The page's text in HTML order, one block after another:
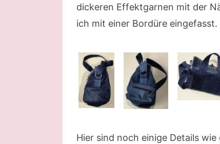
dickeren Effektgarnen mit der
ich mit einer Bordüre eingefasst.
Hier sind noch einige Details